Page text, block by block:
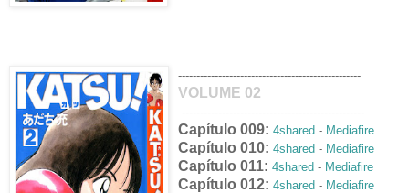
--------------------------------------------------
VOLUME 02
--------------------------------------------------
Capítulo 009: 4shared - Mediafire
Capítulo 010: 4shared - Mediafire
Capítulo 011: 4shared - Mediafire
Capítulo 012: 4shared - Mediafire